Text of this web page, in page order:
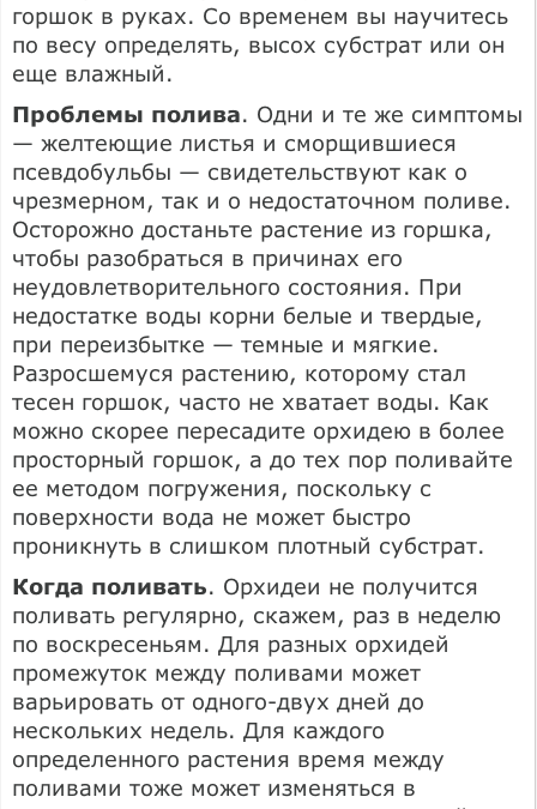
горшок в руках. Со временем вы научитесь
по весу определять, высох субстрат или он
еще влажный.
Проблемы полива. Одни и те же симптомы
— желтеющие листья и сморщившиеся
псевдобульбы — свидетельствуют как о
чрезмерном, так и о недостаточном поливе.
Осторожно достаньте растение из горшка,
чтобы разобраться в причинах его
неудовлетворительного состояния. При
недостатке воды корни белые и твердые,
при переизбытке — темные и мягкие.
Разросшемуся растению, которому стал
тесен горшок, часто не хватает воды. Как
можно скорее пересадите орхидею в более
просторный горшок, а до тех пор поливайте
ее методом погружения, поскольку с
поверхности вода не может быстро
проникнуть в слишком плотный субстрат.
Когда поливать. Орхидеи не получится
поливать регулярно, скажем, раз в неделю
по воскресеньям. Для разных орхидей
промежуток между поливами может
варьировать от одного-двух дней до
нескольких недель. Для каждого
определенного растения время между
поливами тоже может изменяться в